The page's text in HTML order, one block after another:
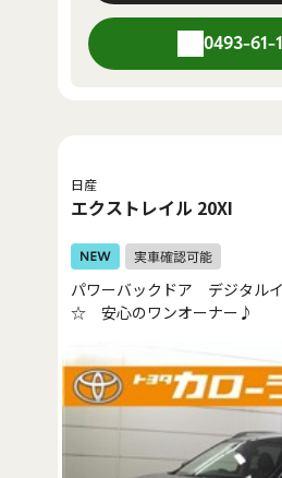
0493-61-
日産
エクストレイル 20XI
パワーバックドア デジタル
☆ 安心のワンオーナー♪